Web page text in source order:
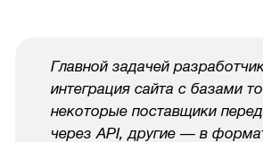
Главной задачей
интеграция сайта с базами
некоторые поставщики
через API, другие — в